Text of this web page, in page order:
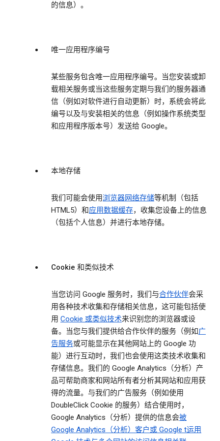
的信息）。
唯一应用程序编号
某些服务包含唯一应用程序编号。当您安装或卸
载相关服务或当这些服务定期与我们的服务器通
信（例如对软件进行自动更新）时，系统会将此
编号以及与安装相关的信息（例如操作系统类型
和应用程序版本号）发送给 Google。
本地存储
我们可能会使用浏览器网络存储等机制（包括
HTML5）和应用数据缓存，收集您设备上的信息
（包括个人信息）并进行本地存储。
Cookie 和类似技术
当您访问 Google 服务时，我们与合作伙伴会采
用各种技术收集和存储相关信息，这可能包括使
用 Cookie 或类似技术来识别您的浏览器或设
备。当您与我们提供给合作伙伴的服务（例如广
告服务或可能显示在其他网站上的 Google 功
能）进行互动时，我们也会使用这类技术收集和
存储信息。我们的 Google Analytics（分析）产
品可帮助商家和网站所有者分析其网站和应用获
得的流量。与我们的广告服务（例如使用
DoubleClick Cookie 的服务）结合使用时，
Google Analytics（分析）提供的信息会被
Google Analytics（分析）客户或 Google t运用